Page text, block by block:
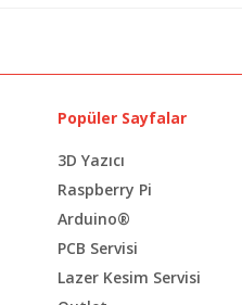
Popüler Sayfalar
3D Yazıcı
Raspberry Pi
Arduino®
PCB Servisi
Lazer Kesim Servisi